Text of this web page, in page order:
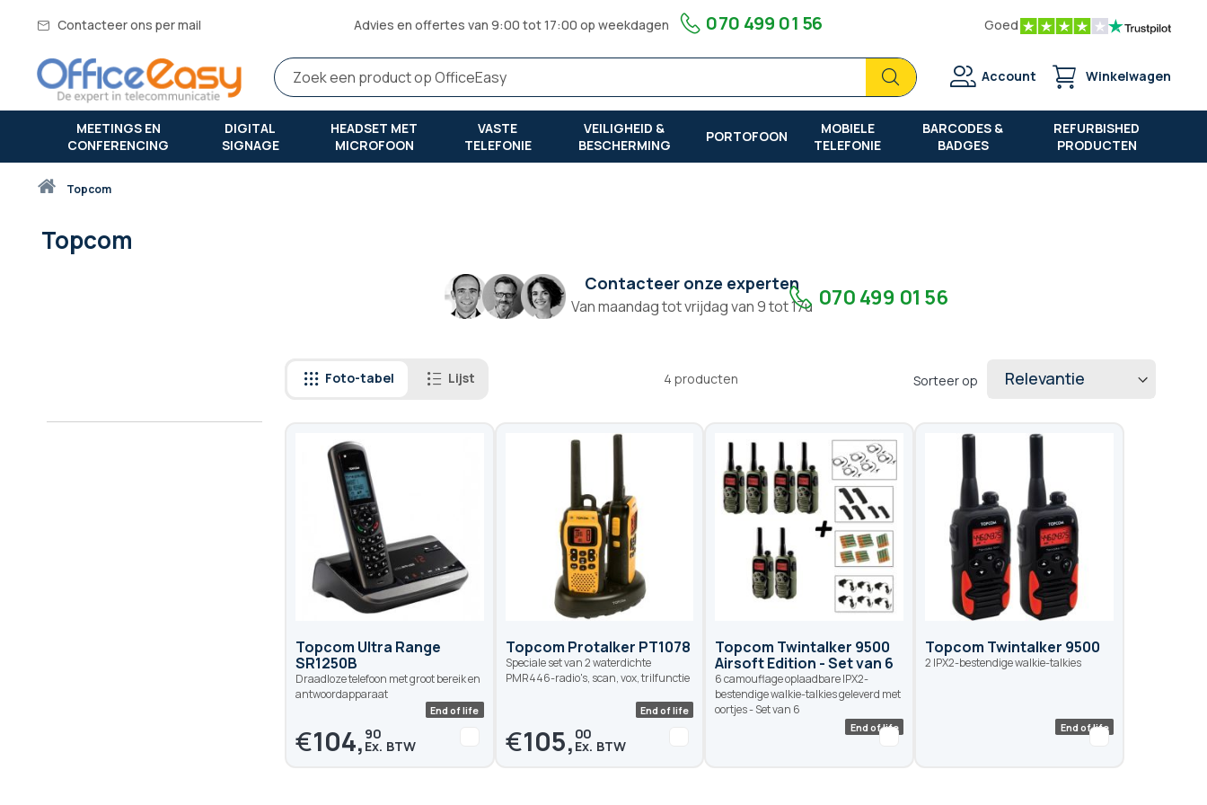
Contacteer ons per mail Advies en offertes van 9:00 tot 17:00 op weekdagen 070 499 01 56 Goed
Zoek
Zoek
Account Winkelwagen
MEETINGS EN
CONFERENCING
DIGITAL
SIGNAGE
HEADSET MET
MICROFOON
VASTE
TELEFONIE
VEILIGHEID &
BESCHERMING
PORTOFOON
MOBIELE
TELEFONIE
BARCODES &
BADGES
REFURBISHED
PRODUCTEN
Thuistopcom
Topcom
Contacteer onze experten
Van maandag tot vrijdag van 9 tot 17u 070 499 01 56
Foto-tabel Lijst 4 producten Sorteer op
Topcom Ultra Range
SR1250B
Draadloze telefoon met groot bereik en
antwoordapparaat
€104, 90
Topcom Protalker PT1078
Speciale set van 2 waterdichte
PMR446-radio's, scan, vox, trilfunctie
€105, 00
Topcom Twintalker 9500
Airsoft Edition - Set van 6
6 camouflage oplaadbare IPX2-
bestendige walkie-talkies geleverd met
oortjes - Set van 6
Topcom Twintalker 9500
2 IPX2-bestendige walkie-talkies